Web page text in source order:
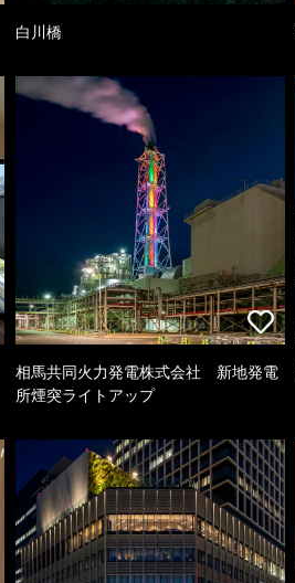
白川橋
相馬共同火力発電株式会社 新地発電
所煙突ライトアップ